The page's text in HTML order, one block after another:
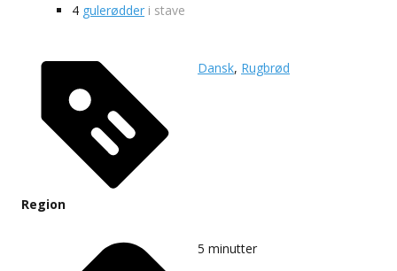
4 gulerødder i stave
Region
Dansk, Rugbrød
5 minutter